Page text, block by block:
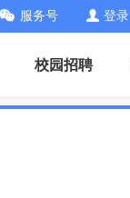
服务号 登录
校园招聘